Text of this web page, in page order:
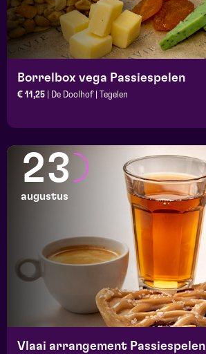
Borrelbox vega Passiespelen
€ 11,25 | De Doolhof | Tegelen
23
augustus
Vlaai arrangement Passiespelen